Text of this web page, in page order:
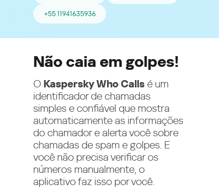
+55 11941635936
Não caia em golpes!
O Kaspersky Who Calls é um
identificador de chamadas
simples e confiável que mostra
automaticamente as informações
do chamador e alerta você sobre
chamadas de spam e golpes. E
você não precisa verificar os
números manualmente, o
aplicativo faz isso por você.